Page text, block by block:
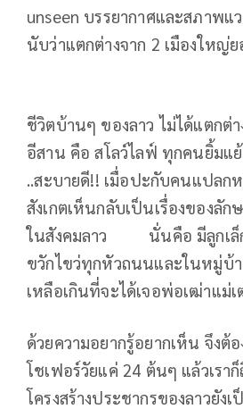
unseen บรรยากาศและสภาพแ
นับว่าแตกต่างจาก 2 เมืองใหญ่
ชีวิตบ้านๆ ของลาว ไม่ได้แตกต่
อีสาน คือ สโลว์ไลฟ์ ทุกคนยิ้มแ
..สะบายดี!! เมื่อปะกับคนแปลก
สังเกตเห็นกลับเป็นเรื่องของลั
ในสังคมลาว นั่นคือ มีลูกเล็ก
ขวักไขว่ทุกหัวถนนและในหมู่บ้
เหลือเกินที่จะได้เจอพ่อเฒ่าแม่
ด้วยความอยากรู้อยากเห็น จึงต้
โชเฟอร์วัยแค่ 24 ต้นๆ แล้วเรา
โครงสร้างประชากรของลาวยังเ